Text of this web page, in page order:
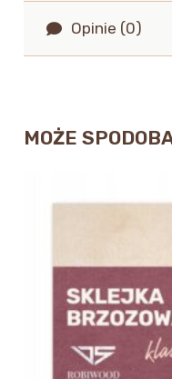
Opinie (0)
MOŻE